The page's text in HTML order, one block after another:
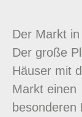
Der Markt
Der große
Häuser mit
Markt einen
besonderen